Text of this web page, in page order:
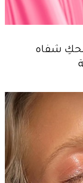
شفاه